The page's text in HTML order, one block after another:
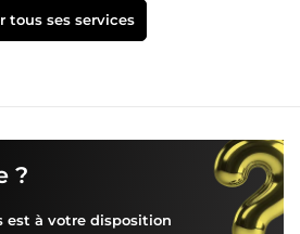
tous ses services
?
est à votre disposition